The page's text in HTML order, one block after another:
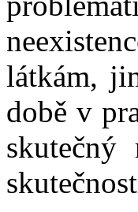
látkám,
době v